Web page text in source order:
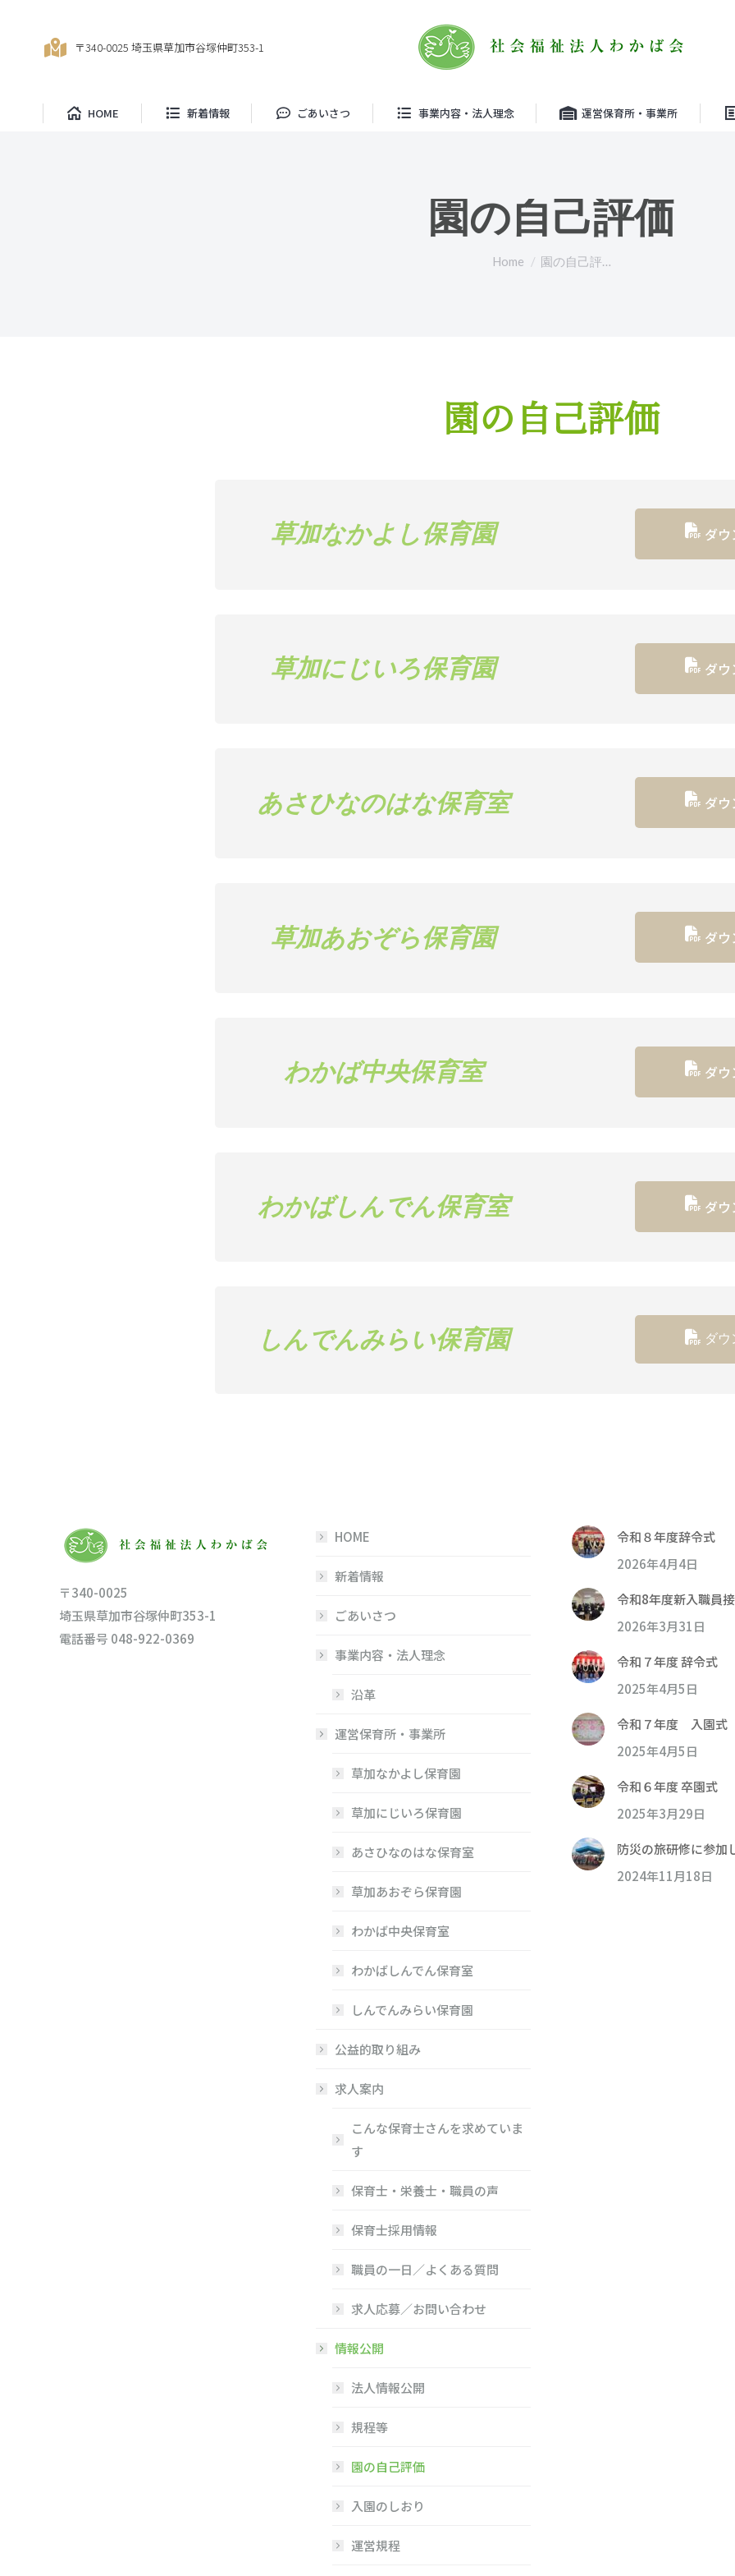
〒340-0025 埼玉県草加市谷塚仲町353-1
HOME 新着情報 ごあいさつ 事業内容・法人理念 運営保育所・事業所
園の自己評価
You are here:
Home 園の自己評…
園の自己評価
草加なかよし保育園 ダ
草加にじいろ保育園 ダ
あさひなのはな保育室 ダ
草加あおぞら保育園 ダ
わかば中央保育室 ダ
わかばしんでん保育室 ダ
しんでんみらい保育園 ダウ
〒340-0025
埼玉県草加市谷塚仲町353-1
電話番号 048-922-0369
HOME
新着情報
ごあいさつ
事業内容・法人理念
沿革
運営保育所・事業所
草加なかよし保育園
草加にじいろ保育園
あさひなのはな保育室
草加あおぞら保育園
わかば中央保育室
わかばしんでん保育室
しんでんみらい保育園
公益的取り組み
求人案内
こんな保育士さんを求めていま
す
保育士・栄養士・職員の声
保育士採用情報
職員の一日／よくある質問
求人応募／お問い合わせ
情報公開
法人情報公開
規程等
園の自己評価
入園のしおり
運営規程
令和８年度辞令式
2026年4月4日
令和8年度新入職員
2026年3月31日
令和７年度 辞令式
2025年4月5日
令和７年度 入園式
2025年4月5日
令和６年度 卒園式
2025年3月29日
防災の旅研修に参加
2024年11月18日
ごあいさつ